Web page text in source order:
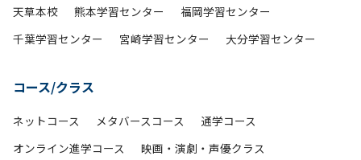
天草本校 熊本学習センター
福岡学習センター
千葉学習センター
宮崎学習センター 大分学習センター
コース/クラス
ネットコース メタバースコース
通学コース
オンライン進学コース
映画・演劇・声優クラス